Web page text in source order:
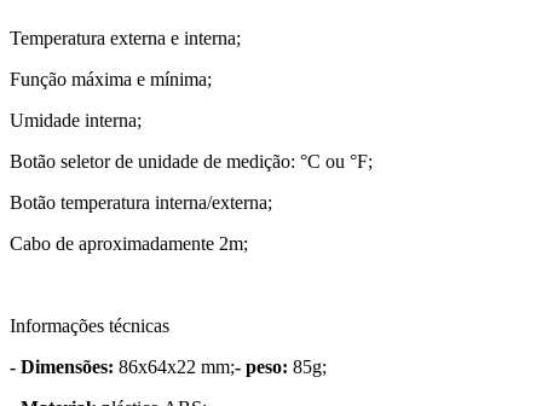
Temperatura externa e interna;
Função máxima e mínima;
Umidade interna;
Botão seletor de unidade de medição: °C ou °F;
Botão temperatura interna/externa;
Cabo de aproximadamente 2m;
Informações técnicas
- Dimensões: 86x64x22 mm;- peso: 85g;